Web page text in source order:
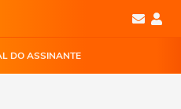
DO ASSINANTE